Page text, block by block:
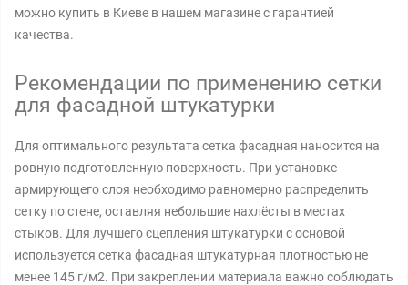
можно купить в Киеве в нашем магазине с гарантией
качества.
Рекомендации по применению сетки
для фасадной штукатурки
Для оптимального результата сетка фасадная наносится на
ровную подготовленную поверхность. При установке
армирующего слоя необходимо равномерно распределить
сетку по стене, оставляя небольшие нахлёсты в местах
стыков. Для лучшего сцепления штукатурки с основой
используется сетка фасадная штукатурная плотностью не
менее 145 г/м2. При закреплении материала важно соблюдать